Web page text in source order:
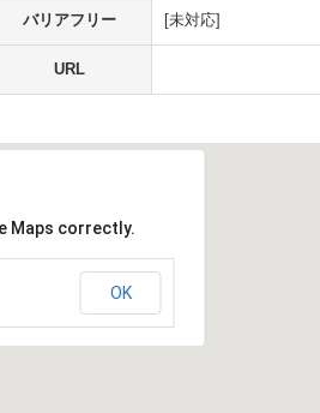
バリアフリー [未対応]
URL
Maps correctly.
OK